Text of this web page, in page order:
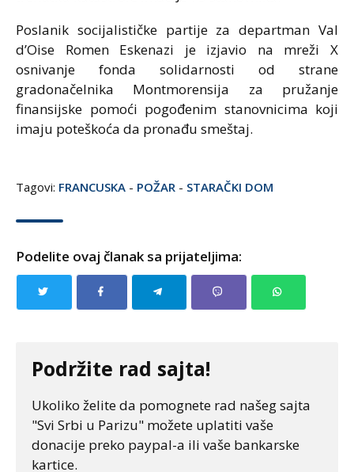
Poslanik socijalističke partije za departman Val
d’Oise Romen Eskenazi je izjavio na mreži X
osnivanje fonda solidarnosti od strane
gradonačelnika Montmorensija za pružanje
finansijske pomoći pogođenim stanovnicima koji
imaju poteškoća da pronađu smeštaj.
Tagovi: FRANCUSKA - POŽAR - STARAČKI DOM
Podelite ovaj članak sa prijateljima:
Podržite rad sajta!
Ukoliko želite da pomognete rad našeg sajta
"Svi Srbi u Parizu" možete uplatiti vaše
donacije preko paypal-a ili vaše bankarske
kartice.